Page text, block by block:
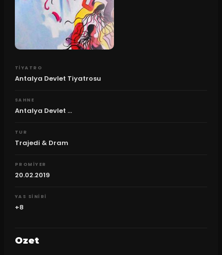
TIYATRO
Antalya Devlet Tiyatrosu
SAHNE
Antalya Devlet ...
TUR
Trajedi & Dram
PROMIYER
20.02.2019
YAS SINIRI
+8
Ozet